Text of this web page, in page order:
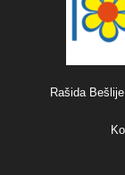
Rašida